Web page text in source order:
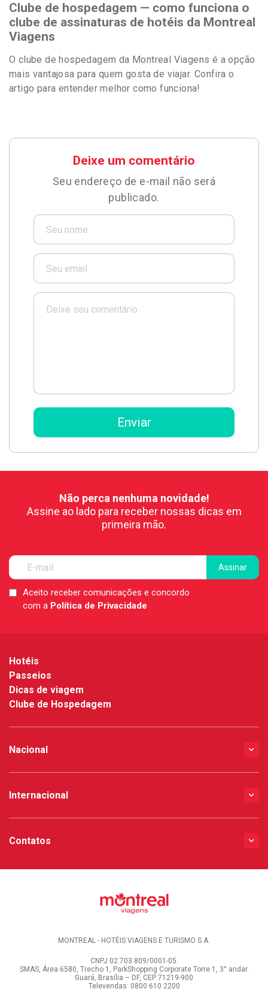
Clube de hospedagem — como funciona o
clube de assinaturas de hotéis da Montreal
Viagens
O clube de hospedagem da Montreal Viagens é a opção
mais vantajosa para quem gosta de viajar. Confira o
artigo para entender melhor como funciona!
Deixe um comentário
Seu endereço de e-mail não será
publicado.
Não perca nenhuma novidade!
Assine ao lado para receber nossas dicas em
primeira mão.
LGPDAceito receber comunicações e concordo
com a Política de Privacidade
Hotéis
Passeios
Dicas de viagem
Clube de Hospedagem
Nacional
Internacional
Contatos
MONTREAL - HOTÉIS VIAGENS E TURISMO S.A.
CNPJ 02.703.809/0001-05.
SMAS, Área 6580, Trecho 1, ParkShopping Corporate Torre 1, 3° andar.
Guará, Brasília – DF, CEP 71219-900
Televendas: 0800 610 2200